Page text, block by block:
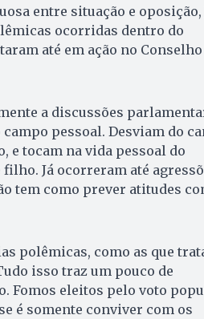
entre situação e oposição,
ocorridas dentro do
até em ação no Conselho
a discussões
pessoal. Desviam do
e tocam na vida pessoal do
Já ocorreram até
tem como prever atitudes
polêmicas, como as que
isso traz um pouco de
Fomos eleitos pelo voto
é somente conviver com os